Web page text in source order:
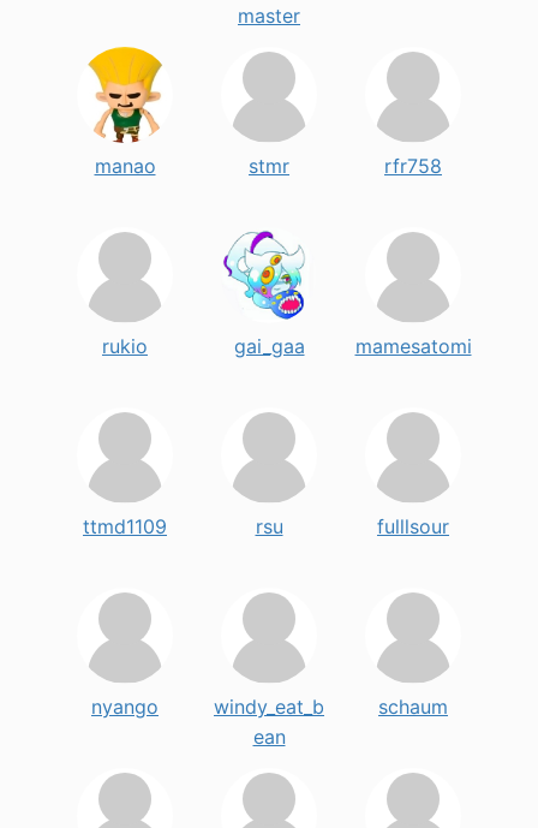
master
manao stmr rfr758
rukio gai_gaa mamesatomi
ttmd1109 rsu fulllsour
nyango
windy_eat_b
ean
schaum